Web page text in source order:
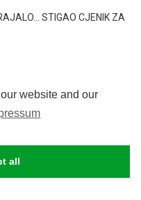
website and our
all
STIGAO CJENIK ZA